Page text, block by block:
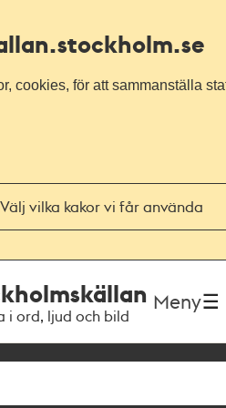
.stockholm.se
cookies, för att sammanställa
Välj vilka kakor vi får använda
i ord, ljud och bild
Meny